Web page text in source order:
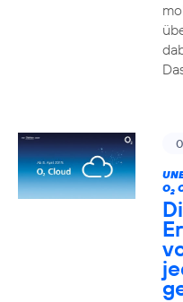
O2